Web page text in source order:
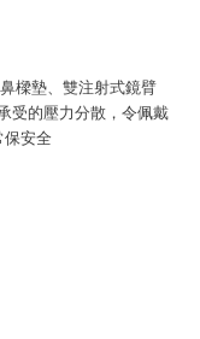
樑墊、雙注射式鏡臂
受的壓力分散，令佩戴
保安全